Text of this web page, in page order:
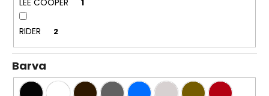
LEE COOPER 1
RIDER 2
Barva
D
o
p
o
r